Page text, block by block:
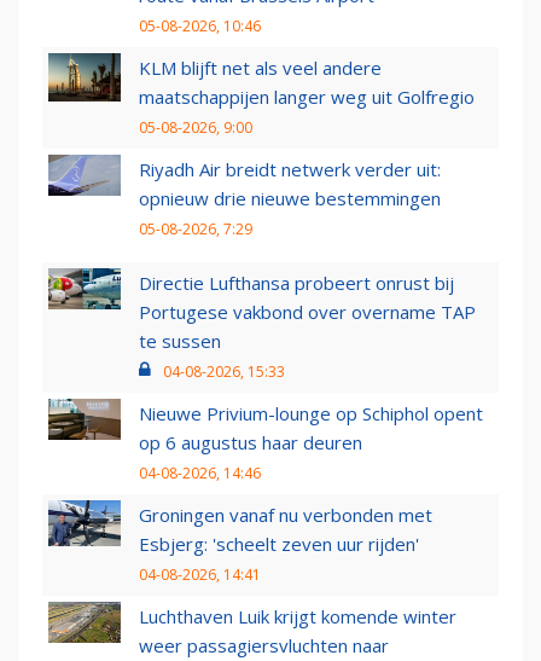
05-08-2026, 10:46
KLM blijft net als veel andere
maatschappijen langer weg uit Golfregio
05-08-2026, 9:00
Riyadh Air breidt netwerk verder uit:
opnieuw drie nieuwe bestemmingen
05-08-2026, 7:29
Directie Lufthansa probeert onrust bij
Portugese vakbond over overname TAP
te sussen
04-08-2026, 15:33
Nieuwe Privium-lounge op Schiphol opent
op 6 augustus haar deuren
04-08-2026, 14:46
Groningen vanaf nu verbonden met
Esbjerg: 'scheelt zeven uur rijden'
04-08-2026, 14:41
Luchthaven Luik krijgt komende winter
weer passagiersvluchten naar